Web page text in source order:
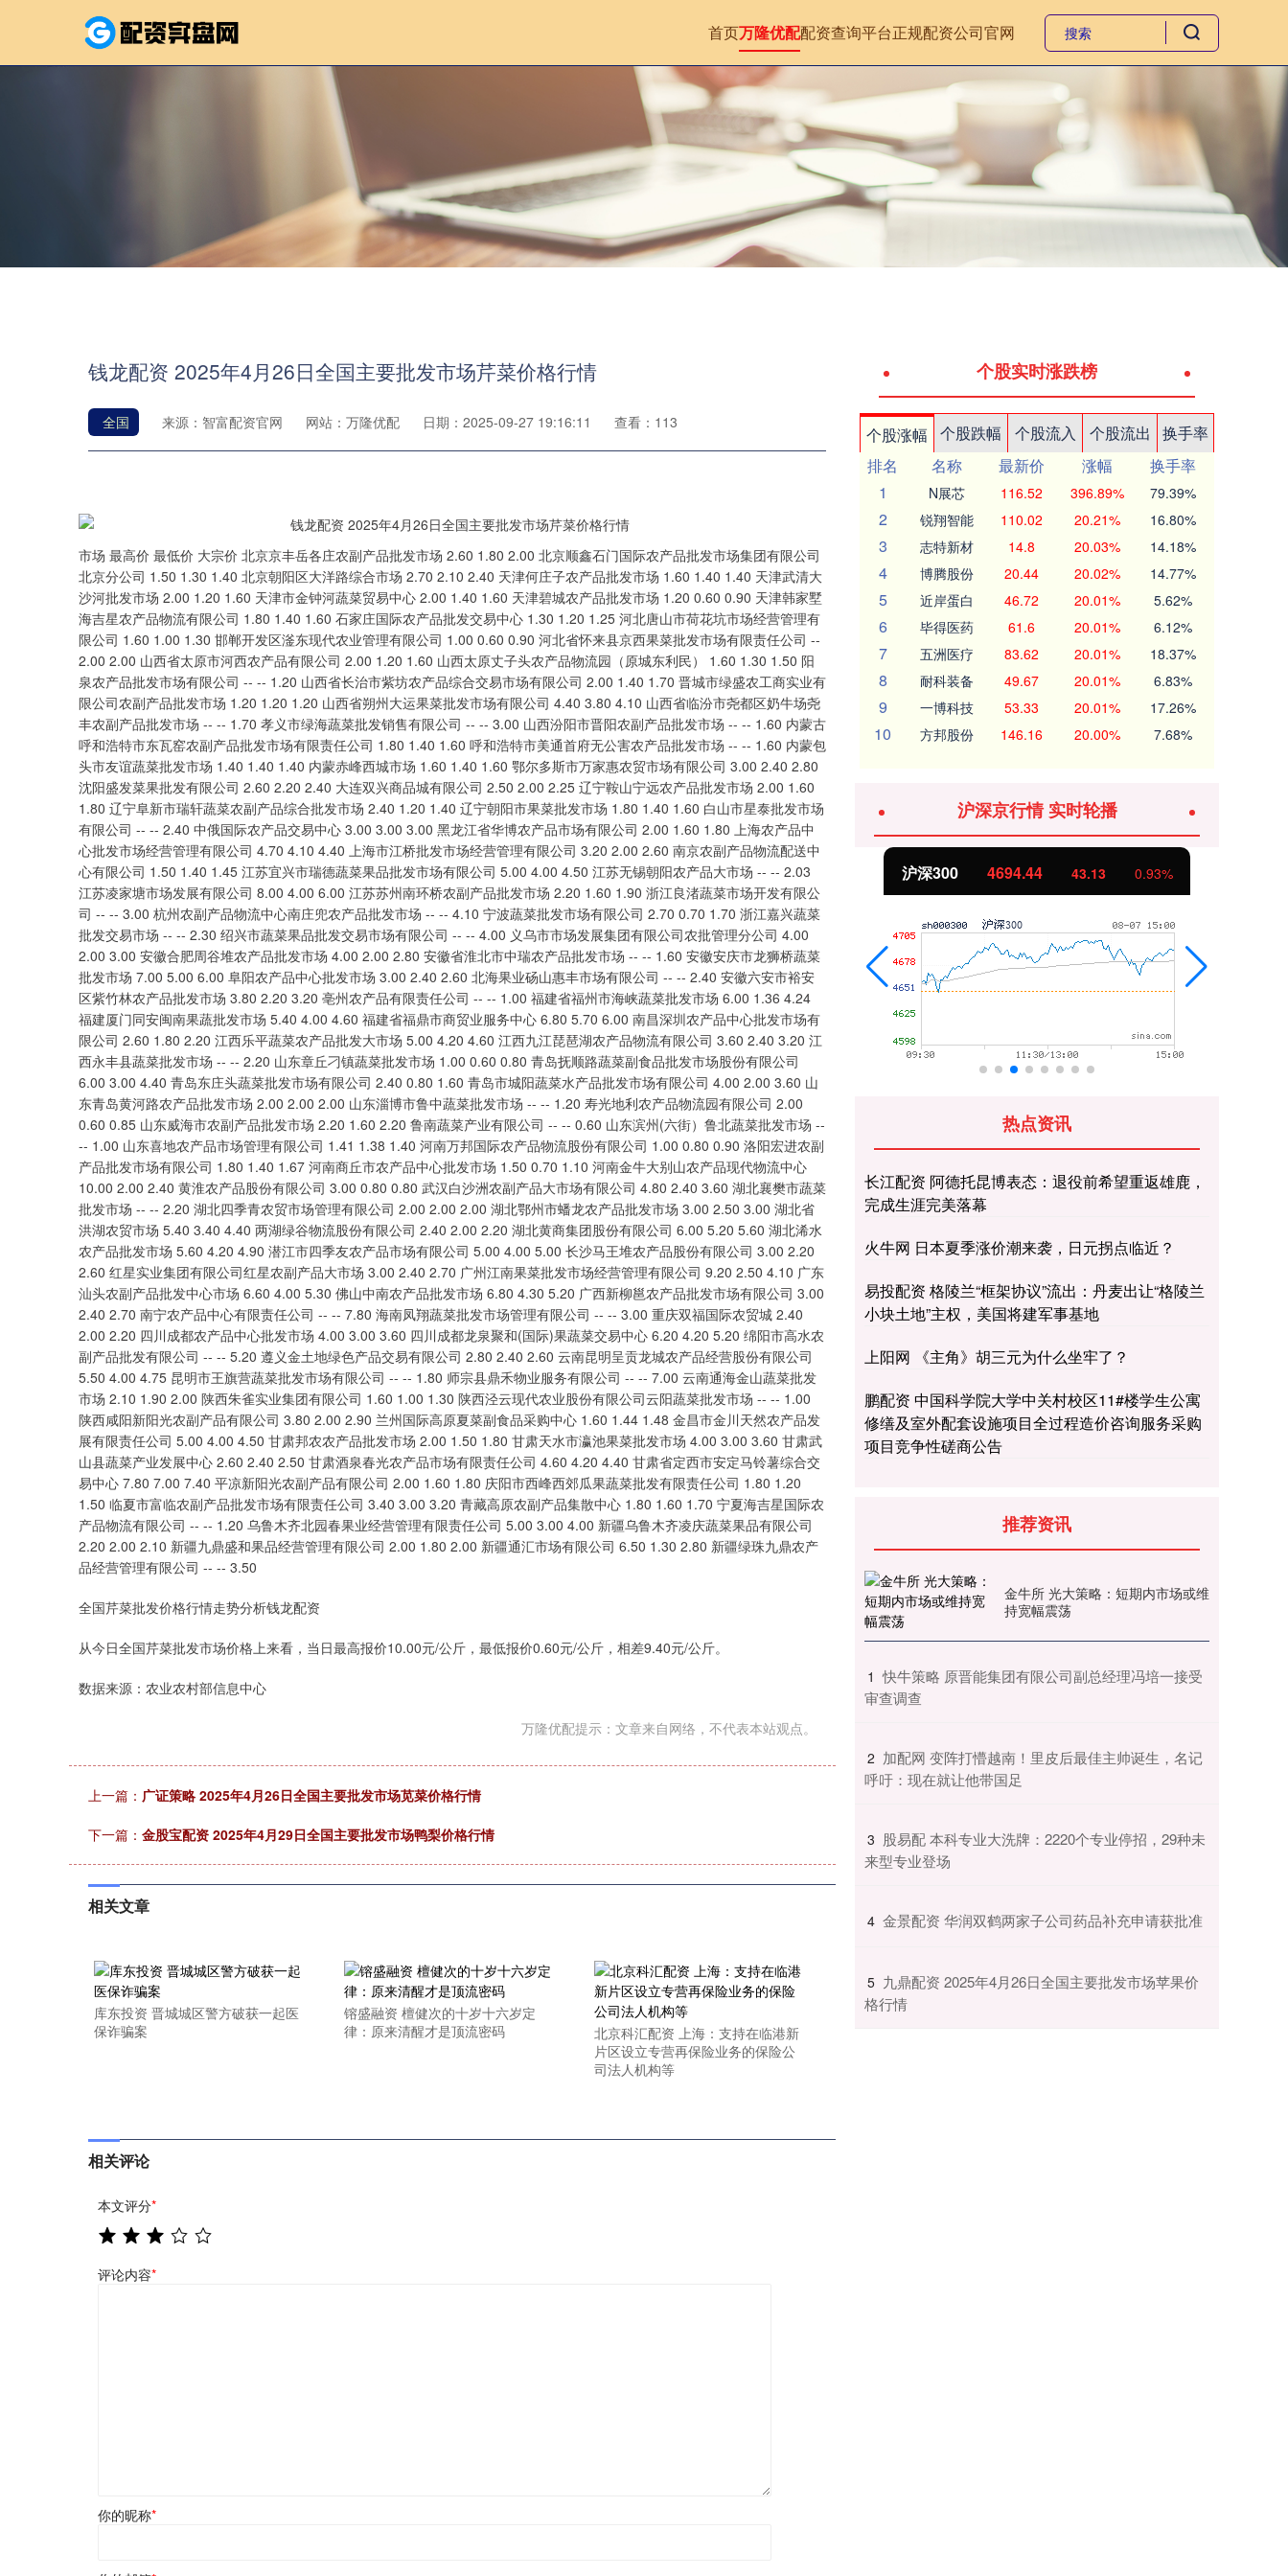
首页万隆优配配资查询平台正规配资公司官网
钱龙配资 2025年4月26日全国主要批发市场芹菜价格行情
全国 来源：智富配资官网 网站：万隆优配 日期：2025-09-27 19:16:11 查看：113
市场 最高价 最低价 大宗价 北京京丰岳各庄农副产品批发市场 2.60 1.80 2.00 北京顺鑫石门国际农产品批发市场集团有限公司北京分公司 1.50 1.30 1.40 北京朝阳区大洋路综合市场 2.70 2.10 2.40 天津何庄子农产品批发市场 1.60 1.40 1.40 天津武清大沙河批发市场 2.00 1.20 1.60 天津市金钟河蔬菜贸易中心 2.00 1.40 1.60 天津碧城农产品批发市场 1.20 0.60 0.90 天津韩家墅海吉星农产品物流有限公司 1.80 1.40 1.60 石家庄国际农产品批发交易中心 1.30 1.20 1.25 河北唐山市荷花坑市场经营管理有限公司 1.60 1.00 1.30 邯郸开发区滏东现代农业管理有限公司 1.00 0.60 0.90 河北省怀来县京西果菜批发市场有限责任公司 -- 2.00 2.00 山西省太原市河西农产品有限公司 2.00 1.20 1.60 山西太原丈子头农产品物流园（原城东利民） 1.60 1.30 1.50 阳泉农产品批发市场有限公司 -- -- 1.20 山西省长治市紫坊农产品综合交易市场有限公司 2.00 1.40 1.70 晋城市绿盛农工商实业有限公司农副产品批发市场 1.20 1.20 1.20 山西省朔州大运果菜批发市场有限公司 4.40 3.80 4.10 山西省临汾市尧都区奶牛场尧丰农副产品批发市场 -- -- 1.70 孝义市绿海蔬菜批发销售有限公司 -- -- 3.00 山西汾阳市晋阳农副产品批发市场 -- -- 1.60 内蒙古呼和浩特市东瓦窑农副产品批发市场有限责任公司 1.80 1.40 1.60 呼和浩特市美通首府无公害农产品批发市场 -- -- 1.60 内蒙包头市友谊蔬菜批发市场 1.40 1.40 1.40 内蒙赤峰西城市场 1.60 1.40 1.60 鄂尔多斯市万家惠农贸市场有限公司 3.00 2.40 2.80 沈阳盛发菜果批发有限公司 2.60 2.20 2.40 大连双兴商品城有限公司 2.50 2.00 2.25 辽宁鞍山宁远农产品批发市场 2.00 1.60 1.80 辽宁阜新市瑞轩蔬菜农副产品综合批发市场 2.40 1.20 1.40 辽宁朝阳市果菜批发市场 1.80 1.40 1.60 白山市星泰批发市场有限公司 -- -- 2.40 中俄国际农产品交易中心 3.00 3.00 3.00 黑龙江省华博农产品市场有限公司 2.00 1.60 1.80 上海农产品中心批发市场经营管理有限公司 4.70 4.10 4.40 上海市江桥批发市场经营管理有限公司 3.20 2.00 2.60 南京农副产品物流配送中心有限公司 1.50 1.40 1.45 江苏宜兴市瑞德蔬菜果品批发市场有限公司 5.00 4.00 4.50 江苏无锡朝阳农产品大市场 -- -- 2.03 江苏凌家塘市场发展有限公司 8.00 4.00 6.00 江苏苏州南环桥农副产品批发市场 2.20 1.60 1.90 浙江良渚蔬菜市场开发有限公司 -- -- 3.00 杭州农副产品物流中心南庄兜农产品批发市场 -- -- 4.10 宁波蔬菜批发市场有限公司 2.70 0.70 1.70 浙江嘉兴蔬菜批发交易市场 -- -- 2.30 绍兴市蔬菜果品批发交易市场有限公司 -- -- 4.00 义乌市市场发展集团有限公司农批管理分公司 4.00 2.00 3.00 安徽合肥周谷堆农产品批发市场 4.00 2.00 2.80 安徽省淮北市中瑞农产品批发市场 -- -- 1.60 安徽安庆市龙狮桥蔬菜批发市场 7.00 5.00 6.00 阜阳农产品中心批发市场 3.00 2.40 2.60 北海果业砀山惠丰市场有限公司 -- -- 2.40 安徽六安市裕安区紫竹林农产品批发市场 3.80 2.20 3.20 亳州农产品有限责任公司 -- -- 1.00 福建省福州市海峡蔬菜批发市场 6.00 1.36 4.24 福建厦门同安闽南果蔬批发市场 5.40 4.00 4.60 福建省福鼎市商贸业服务中心 6.80 5.70 6.00 南昌深圳农产品中心批发市场有限公司 2.60 1.80 2.20 江西乐平蔬菜农产品批发大市场 5.00 4.20 4.60 江西九江琵琶湖农产品物流有限公司 3.60 2.40 3.20 江西永丰县蔬菜批发市场 -- -- 2.20 山东章丘刁镇蔬菜批发市场 1.00 0.60 0.80 青岛抚顺路蔬菜副食品批发市场股份有限公司 6.00 3.00 4.40 青岛东庄头蔬菜批发市场有限公司 2.40 0.80 1.60 青岛市城阳蔬菜水产品批发市场有限公司 4.00 2.00 3.60 山东青岛黄河路农产品批发市场 2.00 2.00 2.00 山东淄博市鲁中蔬菜批发市场 -- -- 1.20 寿光地利农产品物流园有限公司 2.00 0.60 0.85 山东威海市农副产品批发市场 2.20 1.60 2.20 鲁南蔬菜产业有限公司 -- -- 0.60 山东滨州(六街）鲁北蔬菜批发市场 -- -- 1.00 山东喜地农产品市场管理有限公司 1.41 1.38 1.40 河南万邦国际农产品物流股份有限公司 1.00 0.80 0.90 洛阳宏进农副产品批发市场有限公司 1.80 1.40 1.67 河南商丘市农产品中心批发市场 1.50 0.70 1.10 河南金牛大别山农产品现代物流中心 10.00
全国芹菜批发价格行情走势分析钱龙配资
从今日全国芹菜批发市场价格上来看，当日最高报价10.00元/公斤，最低报价0.60元/公斤，相差9.40元/公斤。
数据来源：农业农村部信息中心
万隆优配提示：文章来自网络，不代表本站观点。
上一篇： 广证策略 2025年4月26日全国主要批发市场苋菜价格行情
下一篇： 金股宝配资 2025年4月29日全国主要批发市场鸭梨价格行情
相关文章
库东投资 晋城城区警方破获一起医
保诈骗案
镕盛融资 檀健次的十岁十六岁定
律：原来清醒才是顶流密码
北京科汇配资 上海：支持在临港新
片区设立专营再保险业务的保险公
司法人机构等
相关评论
本文评分*
评论内容*
你的昵称*
个股实时涨跌榜
个股涨幅 个股跌幅 个股流入 个股流出
换手率
排名
名称 最新价 涨幅
换手率
1
N展芯 116.52 396.89% 79.39%
2 锐翔智能 110.02 20.21% 16.80%
3 志特新材 14.8 20.03% 14.18%
4 博腾股份 20.44 20.02% 14.77%
5 近岸蛋白 46.72 20.01% 5.62%
6 毕得医药 61.6 20.01% 6.12%
7 五洲医疗 83.62 20.01% 18.37%
8 耐科装备 49.67 20.01% 6.83%
9 一博科技 53.33 20.01% 17.26%
10 方邦股份 146.16 20.00% 7.68%
沪深京行情 实时轮播
2.13% 上证指数 3940.04 39.68 1.02% 深证成指 14311.01 200.89 1.42% 沪深300 4694.44 43.13 0.93%
热点资讯
长江配资 阿德托昆博表态：退役前希望重返雄鹿，
完成生涯完美落幕
火牛网 日本夏季涨价潮来袭，日元拐点临近？
易投配资 格陵兰“框架协议”流出：丹麦出让“格陵兰
小块土地”主权，美国将建军事基地
上阳网 《主角》胡三元为什么坐牢了？
鹏配资 中国科学院大学中关村校区11#楼学生公寓
修缮及室外配套设施项目全过程造价咨询服务采购
项目竞争性磋商公告
推荐资讯
金牛所 光大策略：短期内市场或维
持宽幅震荡
1 ​快牛策略 原晋能集团有限公司副总经理冯培一接受
审查调查
2 ​加配网 变阵打懵越南！里皮后最佳主帅诞生，名记
呼吁：现在就让他带国足
3 ​股易配 本科专业大洗牌：2220个专业停招，29种未
来型专业登场
4 ​金景配资 华润双鹤两家子公司药品补充申请获批准
5 ​九鼎配资 2025年4月26日全国主要批发市场苹果价
格行情